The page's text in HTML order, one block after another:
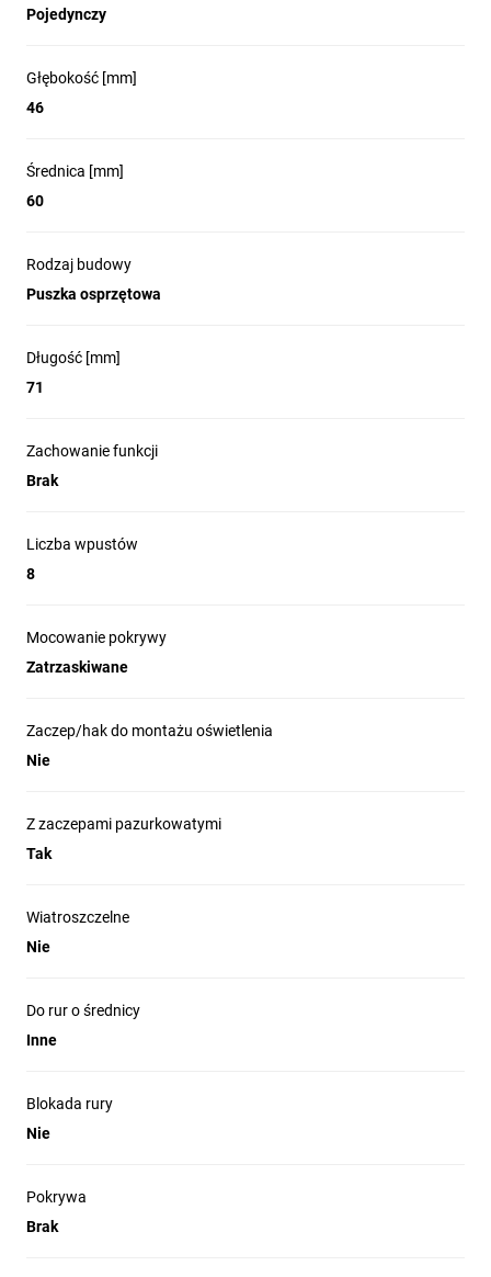
Pojedynczy
Głębokość [mm]
46
Średnica [mm]
60
Rodzaj budowy
Puszka osprzętowa
Długość [mm]
71
Zachowanie funkcji
Brak
Liczba wpustów
8
Mocowanie pokrywy
Zatrzaskiwane
Zaczep/hak do montażu oświetlenia
Nie
Z zaczepami pazurkowatymi
Tak
Wiatroszczelne
Nie
Do rur o średnicy
Inne
Blokada rury
Nie
Pokrywa
Brak